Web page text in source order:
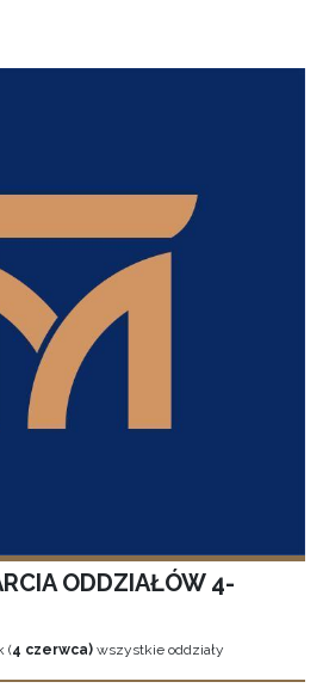
ODDZIAŁÓW 4-
(4 czerwca) wszystkie oddziały